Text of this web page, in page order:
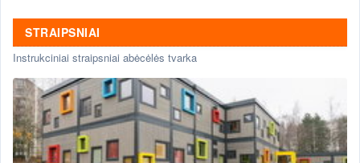
STRAIPSNIAI
Instrukciniai straipsniai abėcėlės tvarka